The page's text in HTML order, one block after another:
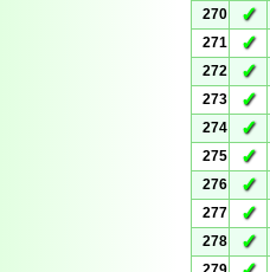
270
✓
271
✓
272
✓
273
✓
274
✓
275
✓
276
✓
277
✓
278
✓